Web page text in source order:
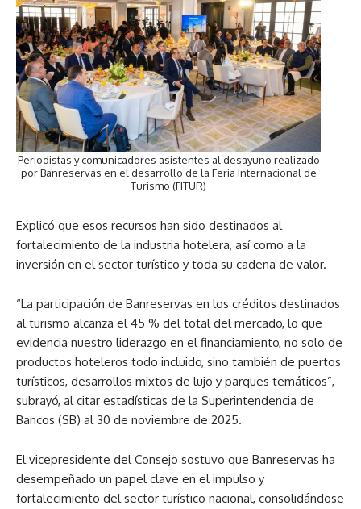
Periodistas y comunicadores asistentes al desayuno realizado
por Banreservas en el desarrollo de la Feria Internacional de
Turismo (FITUR)
Explicó que esos recursos han sido destinados al
fortalecimiento de la industria hotelera, así como a la
inversión en el sector turístico y toda su cadena de valor.
“La participación de Banreservas en los créditos destinados
al turismo alcanza el 45 % del total del mercado, lo que
evidencia nuestro liderazgo en el financiamiento, no solo de
productos hoteleros todo incluido, sino también de puertos
turísticos, desarrollos mixtos de lujo y parques temáticos”,
subrayó, al citar estadísticas de la Superintendencia de
Bancos (SB) al 30 de noviembre de 2025.
El vicepresidente del Consejo sostuvo que Banreservas ha
desempeñado un papel clave en el impulso y
fortalecimiento del sector turístico nacional, consolidándose